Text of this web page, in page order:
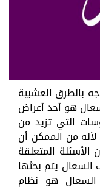
بالطرق العشبية
هو أحد أعراض
التي تزيد من
من الممكن أن
المتعلقة
يتم بحثها
هو نظام